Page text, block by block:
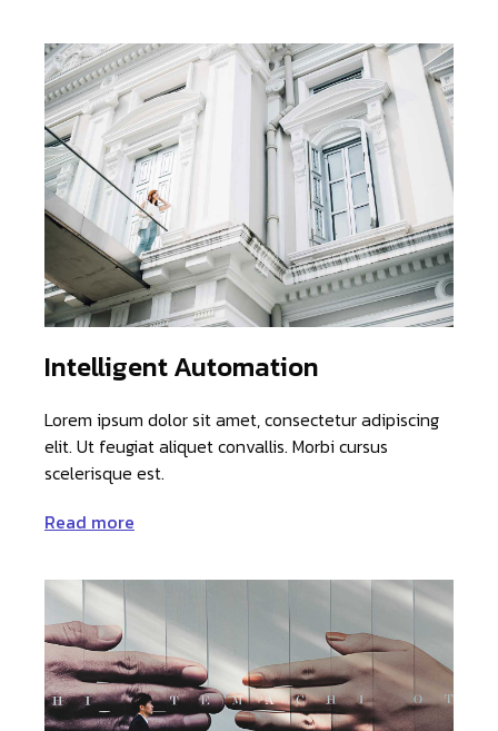
Intelligent Automation
Lorem ipsum dolor sit amet, consectetur adipiscing
elit. Ut feugiat aliquet convallis. Morbi cursus
scelerisque est.
Read more